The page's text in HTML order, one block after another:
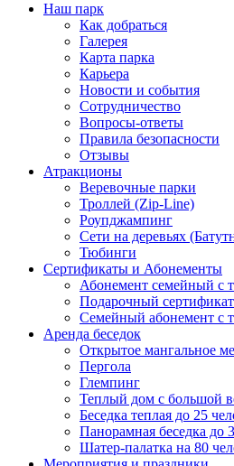
Наш парк
Как добраться
Галерея
Карта парка
Карьера
Новости и события
Сотрудничество
Вопросы-ответы
Правила безопасности
Отзывы
Атракционы
Веревочные парки
Троллей (Zip-Line)
Роупджампинг
Сети на деревьях
Тюбинги
Сертификаты и Абонементы
Абонемент семейный с
Подарочный сертификат
Семейный абонемент с
Аренда беседок
Открытое мангальное
Пергола
Глемпинг
Теплый дом с большой
Беседка теплая до 25
Панорамная беседка до
Шатер-палатка на 80